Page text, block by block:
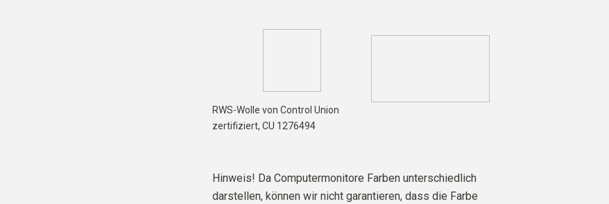
RWS-Wolle von Control Union
zertifiziert, CU 1276494
Hinweis! Da Computermonitore Farben unterschiedlich
darstellen, können wir nicht garantieren, dass die Farbe